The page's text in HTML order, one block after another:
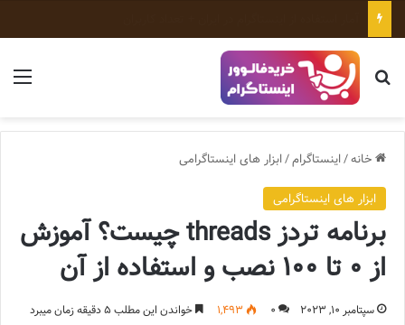
جستجو برای
خانه/اینستاگرام/ابزار های اینستاگرامی
ابزار های اینستاگرامی
برنامه تردز threads چیست؟ آموزش
از 0 تا 100 نصب و استفاده از آن
سپتامبر 10, 2023 0
1,493 خواندن این مطلب 5 دقیقه زمان میبرد